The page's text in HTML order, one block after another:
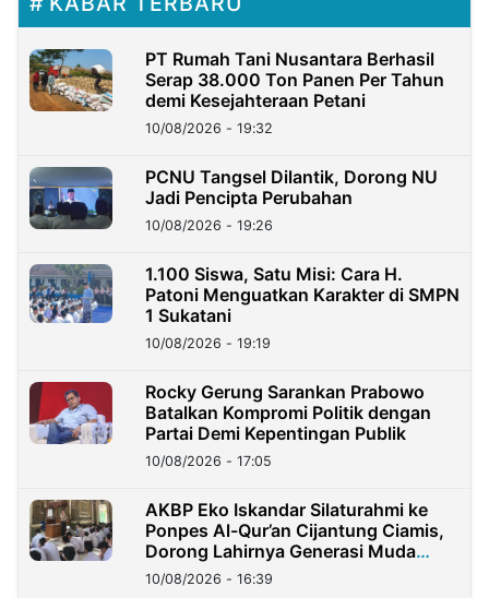
PT Rumah Tani Nusantara Berhasil
Serap 38.000 Ton Panen Per Tahun
demi Kesejahteraan Petani
10/08/2026 - 19:32
PCNU Tangsel Dilantik, Dorong NU
Jadi Pencipta Perubahan
10/08/2026 - 19:26
1.100 Siswa, Satu Misi: Cara H.
Patoni Menguatkan Karakter di SMPN
1 Sukatani
10/08/2026 - 19:19
Rocky Gerung Sarankan Prabowo
Batalkan Kompromi Politik dengan
Partai Demi Kepentingan Publik
10/08/2026 - 17:05
AKBP Eko Iskandar Silaturahmi ke
Ponpes Al-Qur’an Cijantung Ciamis,
Dorong Lahirnya Generasi Muda
Berkarakter
10/08/2026 - 16:39